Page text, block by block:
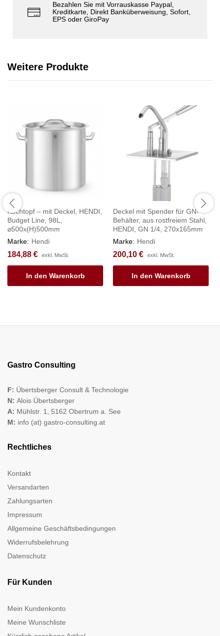
Bezahlen Sie mit Vorrauskasse Paypal,
Kreditkarte, Direkt Banküberweisung, Sofort,
EPS oder GiroPay
Weitere Produkte
Kochtopf – mit Deckel, HENDI,
Budget Line, 98L,
⌀500x(H)500mm
Marke: Hendi
184,88 € exkl. MwSt.
In den Warenkorb
Deckel mit Spender für GN-
Behälter, aus rostfreiem Stahl,
HENDI, GN 1/4, 270x165mm
Marke: Hendi
200,10 € exkl. MwSt.
In den Warenkorb
Gastro Consulting
F: Übertsberger Consult & Technologie
N: Alois Übertsberger
A: Mühlstr. 1, 5162 Obertrum a. See
M: info (at) gastro-consulting.at
Rechtliches
Kontakt
Versandarten
Zahlungsarten
Impressum
Allgemeine Geschäftsbedingungen
Widerrufsbelehrung
Datenschutz
Für Kunden
Mein Kundenkonto
Meine Wunschliste